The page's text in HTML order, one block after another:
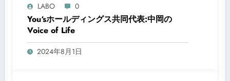
LABO 0
You‘sホールディングス共同代表:中岡の
Voice of Life
2024年8月1日